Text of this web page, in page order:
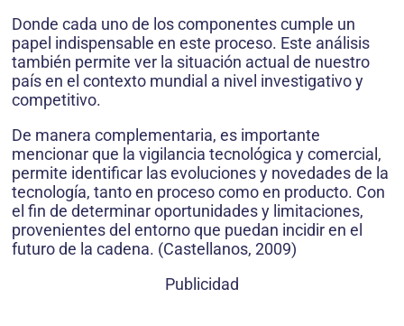
Donde cada uno de los componentes cumple un
papel indispensable en este proceso. Este análisis
también permite ver la situación actual de nuestro
país en el contexto mundial a nivel investigativo y
competitivo.
De manera complementaria, es importante
mencionar que la vigilancia tecnológica y comercial,
permite identificar las evoluciones y novedades de la
tecnología, tanto en proceso como en producto. Con
el fin de determinar oportunidades y limitaciones,
provenientes del entorno que puedan incidir en el
futuro de la cadena. (Castellanos, 2009)
Publicidad